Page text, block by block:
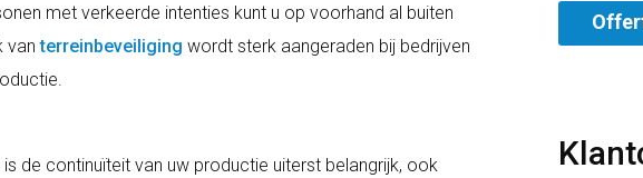
met verkeerde intenties kunt u op voorhand al buiten
vanterreinbeveiliging wordt sterk aangeraden bij bedrijven
de continuïteit van uw productie uiterst belangrijk, ook